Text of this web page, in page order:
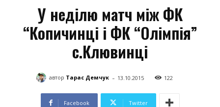
У неділю матч між ФК
“Копичинці і ФК “Олімпія”
с.Клювинці
автор Тарас Демчук - 13.10.2015 122
Facebook Twitter